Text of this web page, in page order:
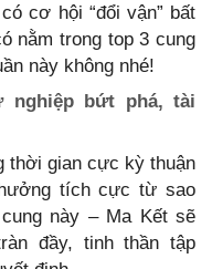
cơ hội “đổi vận” bất
nằm trong top 3 cung
này không nhé!
nghiệp bứt phá, tài
thời gian cực kỳ thuận
tích cực từ sao
này – Ma Kết sẽ
đầy, tinh thần tập